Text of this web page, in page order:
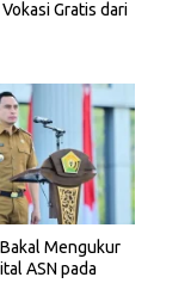
Gratis dari
Mengukur
ASN pada